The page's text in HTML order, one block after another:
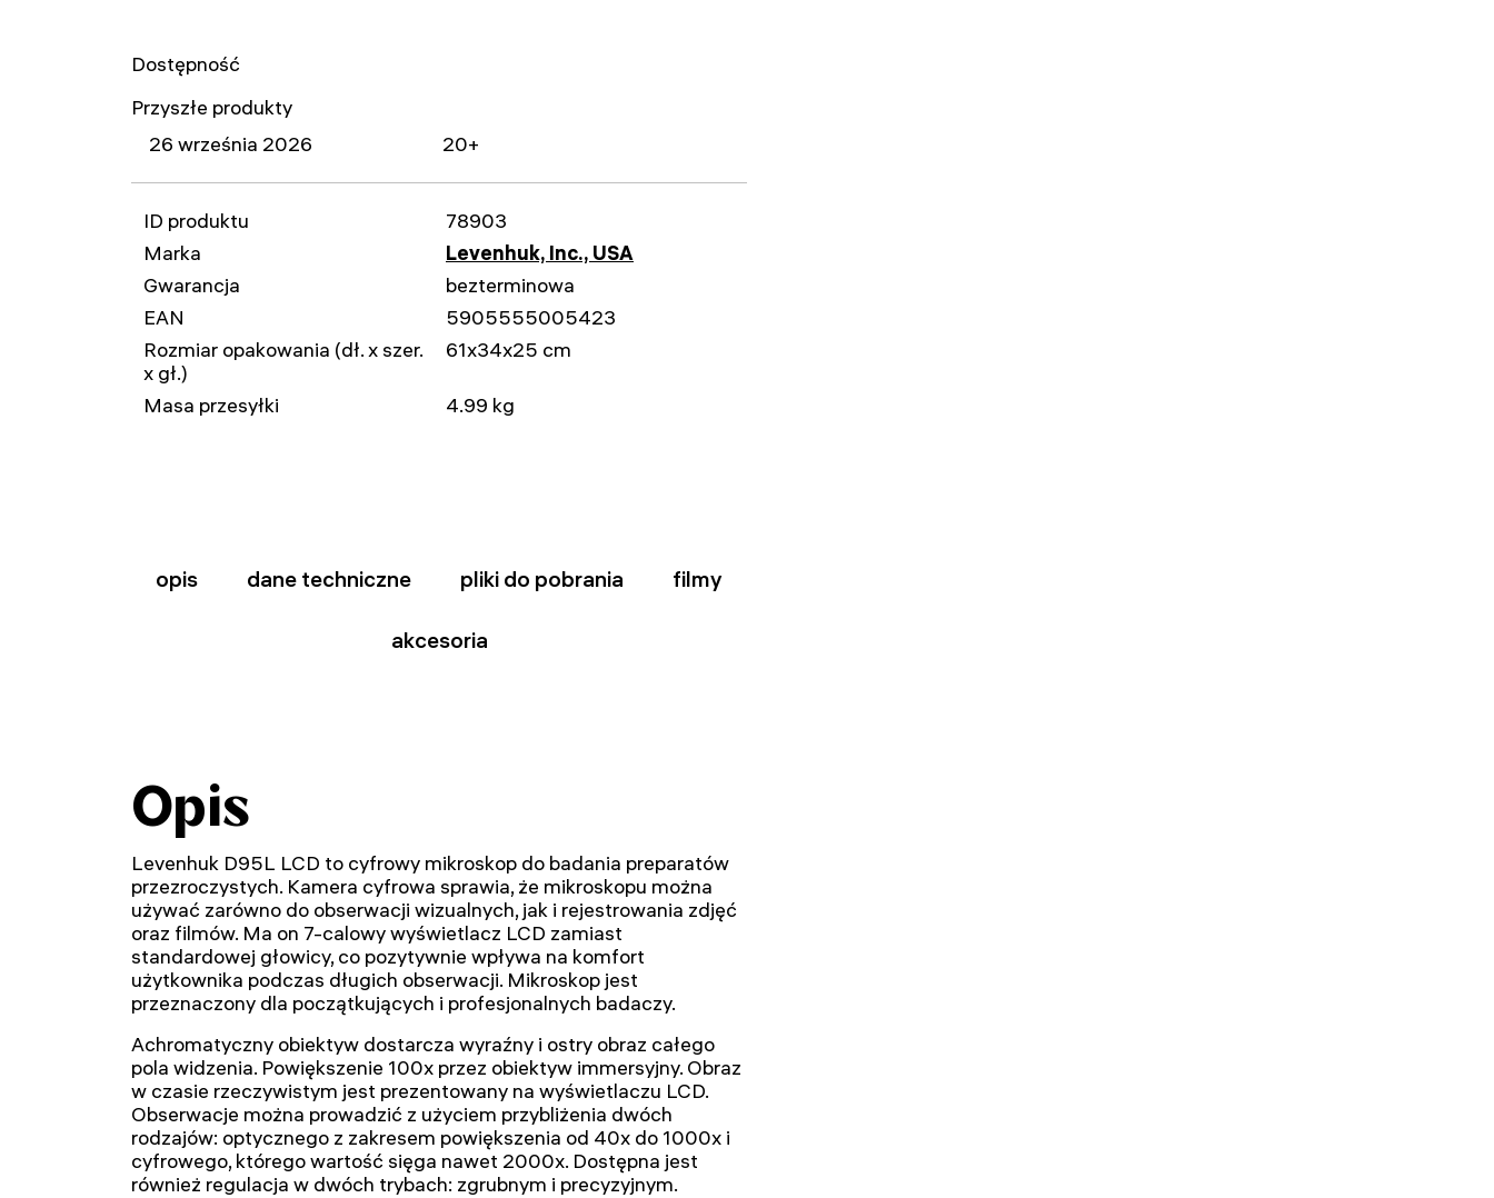
Dostępność
Przyszłe produkty
26 września 2026
20+
ID produktu
78903
Marka
Levenhuk, Inc., USA
Gwarancja
bezterminowa
EAN
5905555005423
Rozmiar opakowania (dł. x szer.
x gł.)
61x34x25 cm
Masa przesyłki 4.99 kg
opis dane techniczne pliki do pobrania filmy
akcesoria
Opis
Levenhuk D95L LCD to cyfrowy mikroskop do badania preparatów
przezroczystych. Kamera cyfrowa sprawia, że mikroskopu można
używać zarówno do obserwacji wizualnych, jak i rejestrowania zdjęć
oraz filmów. Ma on 7-calowy wyświetlacz LCD zamiast
standardowej głowicy, co pozytywnie wpływa na komfort
użytkownika podczas długich obserwacji. Mikroskop jest
przeznaczony dla początkujących i profesjonalnych badaczy.
Achromatyczny obiektyw dostarcza wyraźny i ostry obraz całego
pola widzenia. Powiększenie 100x przez obiektyw immersyjny. Obraz
w czasie rzeczywistym jest prezentowany na wyświetlaczu LCD.
Obserwacje można prowadzić z użyciem przybliżenia dwóch
rodzajów: optycznego z zakresem powiększenia od 40x do 1000x i
cyfrowego, którego wartość sięga nawet 2000x. Dostępna jest
również regulacja w dwóch trybach: zgrubnym i precyzyjnym.